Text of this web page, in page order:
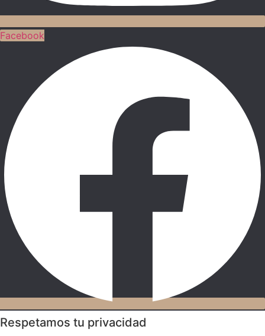
Facebook
Respetamos tu privacidad